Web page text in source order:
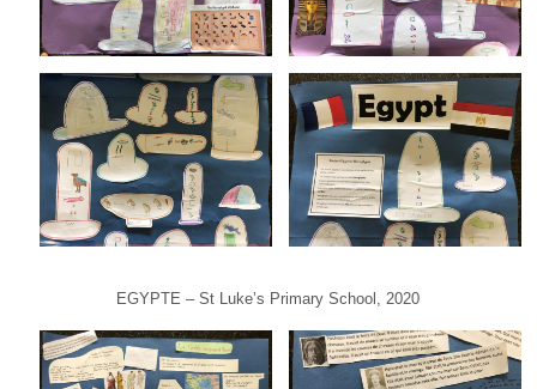
EGYPTE – St Luke’s Primary School, 2020